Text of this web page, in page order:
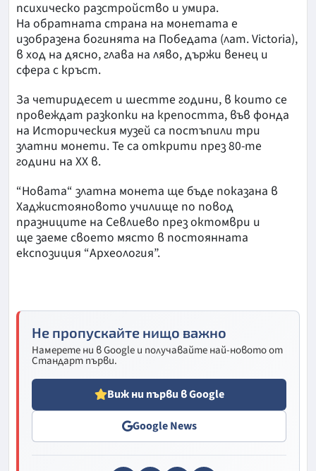
психическо разстройство и умира. ​
На обратната страна на монетата е
изобразена богинята на Победата (лат. Victoria),
в ход на дясно, глава на ляво, държи венец и
сфера с кръст.
За четиридесет и шестте години, в които се
провеждат разкопки на крепостта, във фонда
на Историческия музей са постъпили три
златни монети. Те са открити през 80-те
години на ХХ в.
“Новата“ златна монета ще бъде показана в
Хаджистояновото училище по повод
празниците на Севлиево през октомври и
ще заеме своето място в постоянната
експозиция “Археология”.
Не пропускайте нищо важно
Намерете ни в Google и получавайте най-новото от
Стандарт първи.
Виж ни първи в Google
Google News